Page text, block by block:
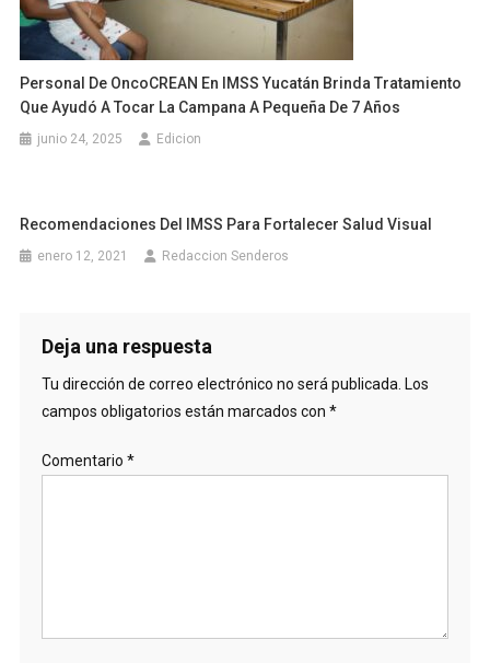
Personal De OncoCREAN En IMSS Yucatán Brinda Tratamiento
Que Ayudó A Tocar La Campana A Pequeña De 7 Años
junio 24, 2025 Edicion
Recomendaciones Del IMSS Para Fortalecer Salud Visual
enero 12, 2021 Redaccion Senderos
Deja una respuesta
Tu dirección de correo electrónico no será publicada. Los
campos obligatorios están marcados con *
Comentario *